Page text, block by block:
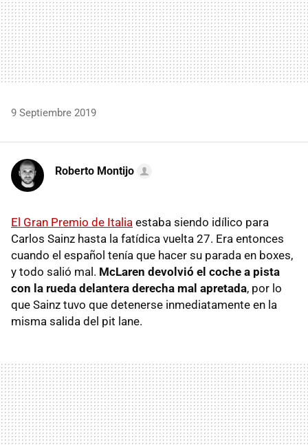
9 Septiembre 2019
Roberto Montijo
El Gran Premio de Italia estaba siendo idílico para
Carlos Sainz hasta la fatídica vuelta 27. Era entonces
cuando el español tenía que hacer su parada en boxes,
y todo salió mal. McLaren devolvió el coche a pista
con la rueda delantera derecha mal apretada, por lo
que Sainz tuvo que detenerse inmediatamente en la
misma salida del pit lane.